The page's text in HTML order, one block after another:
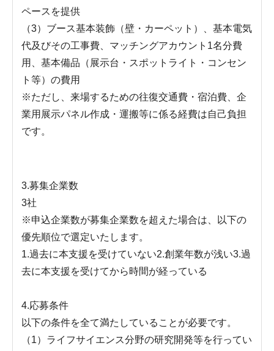
ペースを提供
（3）ブース基本装飾（壁・カーペット）、基本電気
代及びその工事費、マッチングアカウント1名分費
用、基本備品（展示台・スポットライト・コンセン
ト等）の費用
※ただし、来場するための往復交通費・宿泊費、企
業用展示パネル作成・運搬等に係る経費は自己負担
です。
3.募集企業数
3社
※申込企業数が募集企業数を超えた場合は、以下の
優先順位で選定いたします。
1.過去に本支援を受けていない2.創業年数が浅い3.過
去に本支援を受けてから時間が経っている
4.応募条件
以下の条件を全て満たしていることが必要です。
（1）ライフサイエンス分野の研究開発等を行ってい